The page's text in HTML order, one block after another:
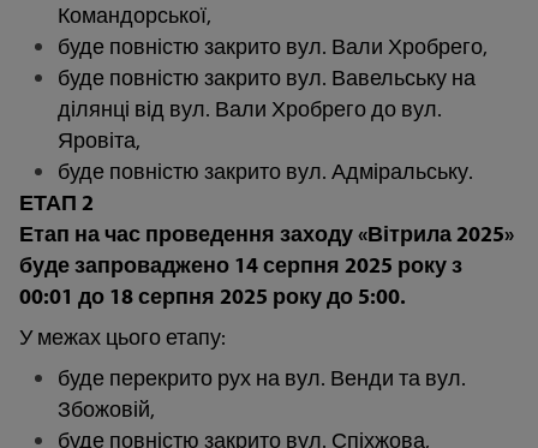
Командорської,
буде повністю закрито вул. Вали Хробрего,
буде повністю закрито вул. Вавельську на
ділянці від вул. Вали Хробрего до вул.
Яровіта,
буде повністю закрито вул. Адміральську.
ЕТАП 2
Етап на час проведення заходу «Вітрила 2025»
буде запроваджено 14 серпня 2025 року з
00:01 до 18 серпня 2025 року до 5:00.
У межах цього етапу:
буде перекрито рух на вул. Венди та вул.
Збожовій,
буде повністю закрито вул. Спіхжова,